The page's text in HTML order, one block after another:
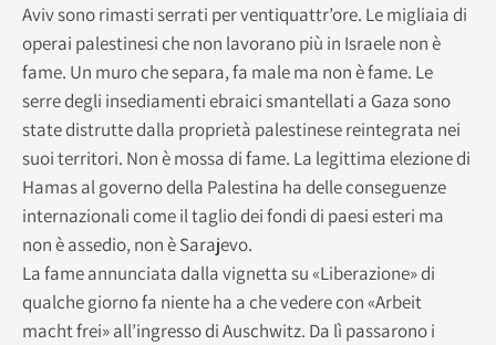
Aviv sono rimasti serrati per ventiquattr’ore. Le migliaia di
operai palestinesi che non lavorano più in Israele non è
fame. Un muro che separa, fa male ma non è fame. Le
serre degli insediamenti ebraici smantellati a Gaza sono
state distrutte dalla proprietà palestinese reintegrata nei
suoi territori. Non è mossa di fame. La legittima elezione di
Hamas al governo della Palestina ha delle conseguenze
internazionali come il taglio dei fondi di paesi esteri ma
non è assedio, non è Sarajevo.
La fame annunciata dalla vignetta su «Liberazione» di
qualche giorno fa niente ha a che vedere con «Arbeit
macht frei» all’ingresso di Auschwitz. Da lì passarono i